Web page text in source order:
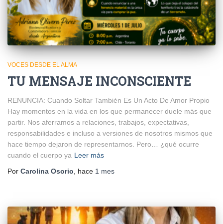
VOCES DESDE EL ALMA
TU MENSAJE INCONSCIENTE
RENUNCIA: Cuando Soltar También Es Un Acto De Amor Propio
Hay momentos en la vida en los que permanecer duele más que
partir. Nos aferramos a relaciones, trabajos, expectativas,
responsabilidades e incluso a versiones de nosotros mismos que
hace tiempo dejaron de representarnos. Pero… ¿qué ocurre
cuando el cuerpo ya Leer más
Por Carolina Osorio , hace 1 mes